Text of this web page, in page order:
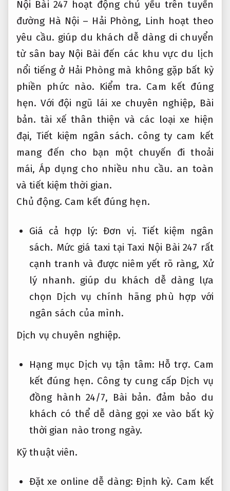
Nội Bài 247 hoạt động chủ yếu trên tuyến
đường Hà Nội – Hải Phòng, Linh hoạt theo
yêu cầu. giúp du khách dễ dàng di chuyển
từ sân bay Nội Bài đến các khu vực du lịch
nổi tiếng ở Hải Phòng mà không gặp bất kỳ
phiền phức nào. Kiểm tra. Cam kết đúng
hẹn. Với đội ngũ lái xe chuyên nghiệp, Bài
bản. tài xế thân thiện và các loại xe hiện
đại, Tiết kiệm ngân sách. công ty cam kết
mang đến cho bạn một chuyến đi thoải
mái, Áp dụng cho nhiều nhu cầu. an toàn
và tiết kiệm thời gian.
Chủ động. Cam kết đúng hẹn.
Giá cả hợp lý: Đơn vị. Tiết kiệm ngân
sách. Mức giá taxi tại Taxi Nội Bài 247 rất
cạnh tranh và được niêm yết rõ ràng, Xử
lý nhanh. giúp du khách dễ dàng lựa
chọn Dịch vụ chính hãng phù hợp với
ngân sách của mình.
Dịch vụ chuyên nghiệp.
Hạng mục Dịch vụ tận tâm: Hỗ trợ. Cam
kết đúng hẹn. Công ty cung cấp Dịch vụ
đồng hành 24/7, Bài bản. đảm bảo du
khách có thể dễ dàng gọi xe vào bất kỳ
thời gian nào trong ngày.
Kỹ thuật viên.
Đặt xe online dễ dàng:Định kỳ. Cam kết